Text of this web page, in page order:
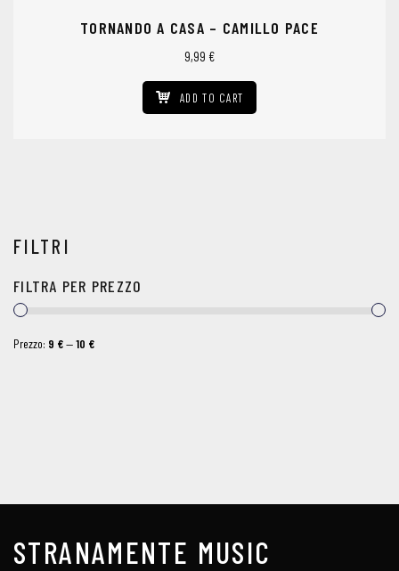
TORNANDO A CASA – CAMILLO PACE
9,99 €
ADD TO CART
FILTRI
FILTRA PER PREZZO
Prezzo: 9 €—10 €
STRANAMENTE MUSIC